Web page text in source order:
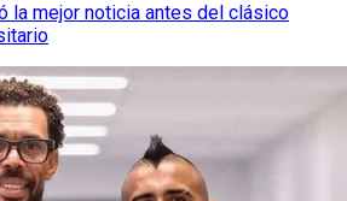
la mejor noticia antes del clásico